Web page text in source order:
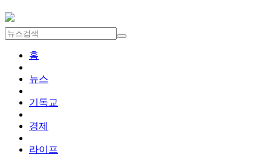
홈
뉴스
기독교
경제
라이프